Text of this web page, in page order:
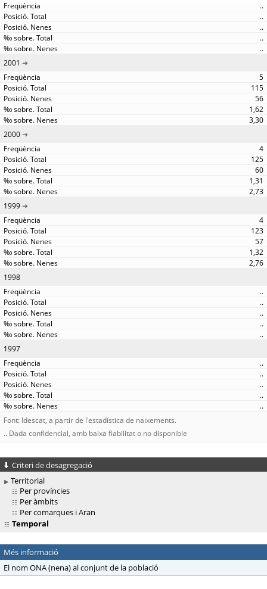
..
..
..
..
..
2001
5
115
56
1,62
3,30
2000
4
125
60
1,31
2,73
1999
4
123
57
1,32
2,76
1998
..
..
..
..
..
1997
..
..
..
..
..
Font: Idescat, a partir de l'estadística de naixements.
.. Dada confidencial, amb baixa fiabilitat o no disponible
Criteri de desagregació
Territorial
Per províncies
Per àmbits
Per comarques i Aran
Temporal
Més informació
El nom ONA (nena) al conjunt de la població